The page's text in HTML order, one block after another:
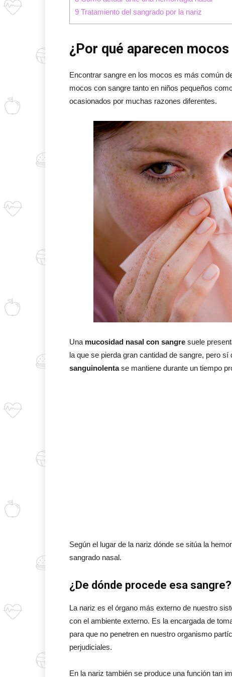
9 Tratamiento del sangrado por la nariz
¿Por qué aparecen
Encontrar sangre en los mocos es más común
mocos con sangre tanto en niños pequeños
ocasionados por muchas razones diferentes.
Una mucosidad nasal con sangre suele
la que se pierda gran cantidad de sangre, pero
sanguinolentase mantiene durante un tiempo
Según el lugar de la nariz dónde se sitúa la
sangrado nasal.
¿De dónde procede esa sangre?
La nariz es el órgano más externo de nuestro
con el ambiente externo. Es la encargada de
para que no penetren en nuestro organismo
perjudiciales.
En la nariz también se produce una función tan